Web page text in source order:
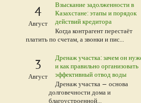
4
Август
Взыскание задолженности в
Казахстане: этапы и порядок
действий кредитора
Когда контрагент перестаёт
платить по счетам, а звонки и пис...
3
Август
Дренаж участка: зачем он
и как правильно организовать
эффективный отвод воды
Дренаж участка — основа
долговечности дома и
благоустроенной...